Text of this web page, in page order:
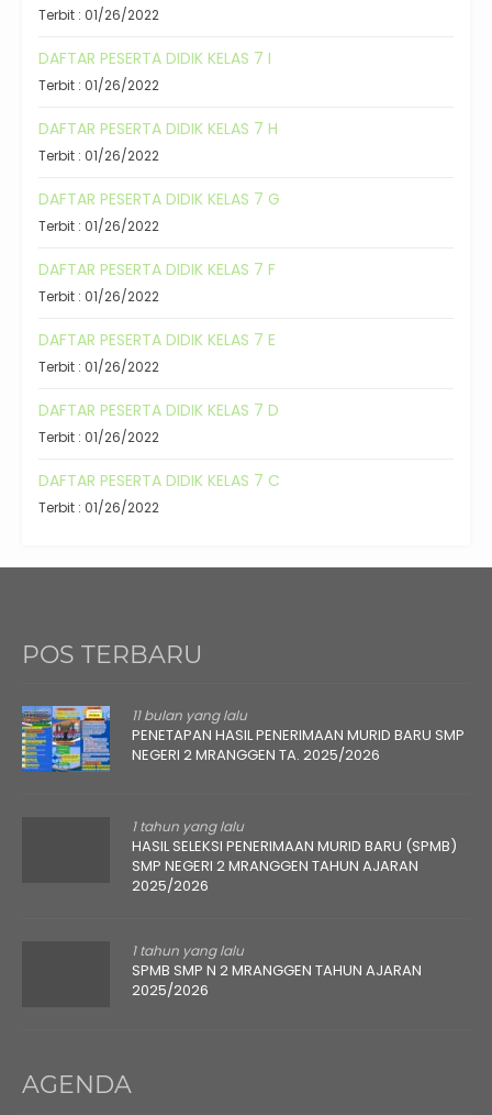
Terbit : 01/26/2022
DAFTAR PESERTA DIDIK KELAS 7 I
Terbit : 01/26/2022
DAFTAR PESERTA DIDIK KELAS 7 H
Terbit : 01/26/2022
DAFTAR PESERTA DIDIK KELAS 7 G
Terbit : 01/26/2022
DAFTAR PESERTA DIDIK KELAS 7 F
Terbit : 01/26/2022
DAFTAR PESERTA DIDIK KELAS 7 E
Terbit : 01/26/2022
DAFTAR PESERTA DIDIK KELAS 7 D
Terbit : 01/26/2022
DAFTAR PESERTA DIDIK KELAS 7 C
Terbit : 01/26/2022
POS TERBARU
11 bulan yang lalu
PENETAPAN HASIL PENERIMAAN MURID BARU SMP
NEGERI 2 MRANGGEN TA. 2025/2026
1 tahun yang lalu
HASIL SELEKSI PENERIMAAN MURID BARU (SPMB)
SMP NEGERI 2 MRANGGEN TAHUN AJARAN
2025/2026
1 tahun yang lalu
SPMB SMP N 2 MRANGGEN TAHUN AJARAN
2025/2026
AGENDA